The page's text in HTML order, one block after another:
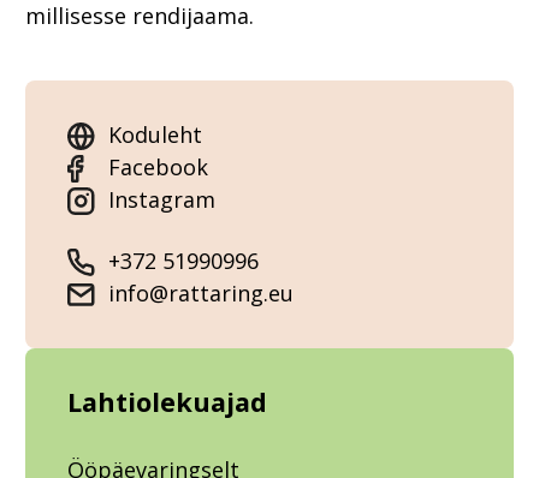
millisesse rendijaama.
Koduleht
Facebook
Instagram
+372 51990996
info@rattaring.eu
Lahtiolekuajad
Ööpäevaringselt